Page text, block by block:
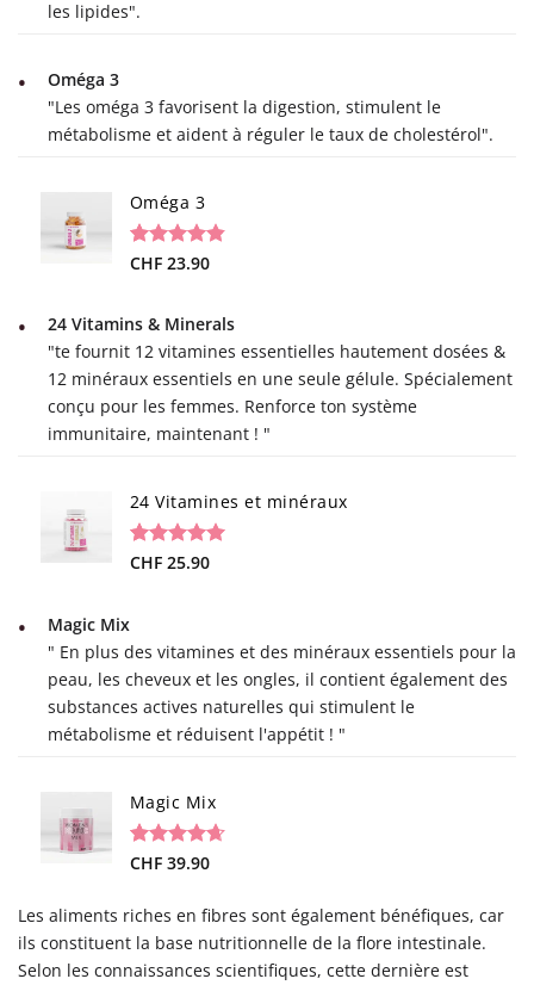
les lipides".
Oméga 3
"Les oméga 3 favorisent la digestion, stimulent le
métabolisme et aident à réguler le taux de cholestérol".
Oméga 3
Noté4.85
13
notations
CHF23.90
24 Vitamins & Minerals
"te fournit 12 vitamines essentielles hautement dosées &
12 minéraux essentiels en une seule gélule. Spécialement
conçu pour les femmes. Renforce ton système
immunitaire, maintenant ! "
24 Vitamines et minéraux
Noté5.00
3
notations
client
CHF25.90
Magic Mix
" En plus des vitamines et des minéraux essentiels pour la
peau, les cheveux et les ongles, il contient également des
substances actives naturelles qui stimulent le
métabolisme et réduisent l'appétit ! "
Magic Mix
Noté4.65
34
notations
client
CHF39.90
Les aliments riches en fibres sont également bénéfiques, car
ils constituent la base nutritionnelle de la flore intestinale.
Selon les connaissances scientifiques, cette dernière est